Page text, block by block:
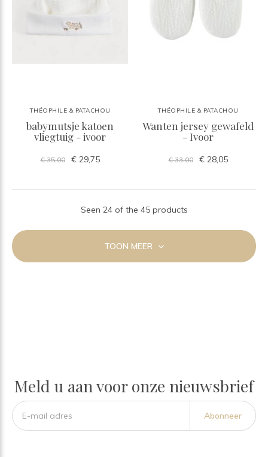
THÉOPHILE & PATACHOU
babymutsje katoen
vliegtuig - ivoor
€ 35,00 € 29,75
THÉOPHILE & PATACHOU
Wanten jersey gewafeld
- Ivoor
€ 33,00 € 28,05
Seen 24 of the 45 products
TOON MEER
Meld u aan voor onze nieuwsbrief
Abonneer